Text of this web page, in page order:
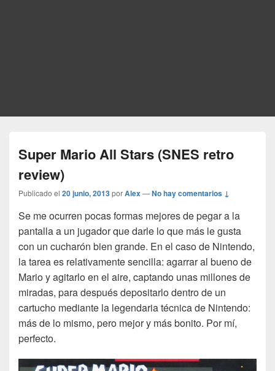
Super Mario All Stars (SNES retro
review)
Publicado el 20 junio, 2013porAlex—No hay comentarios ↓
Se me ocurren pocas formas mejores de pegar a la
pantalla a un jugador que darle lo que más le gusta
con un cucharón bien grande. En el caso de Nintendo,
la tarea es relativamente sencilla: agarrar al bueno de
Mario y agitarlo en el aire, captando unas millones de
miradas, para después depositarlo dentro de un
cartucho mediante la legendaria técnica de Nintendo:
más de lo mismo, pero mejor y más bonito. Por mí,
perfecto.